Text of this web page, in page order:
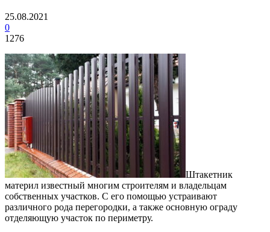
25.08.2021
0
1276
Штакетник
материл известный многим строителям и владельцам
собственных участков. С его помощью устраивают
различного рода перегородки, а также основную ограду
отделяющую участок по периметру.